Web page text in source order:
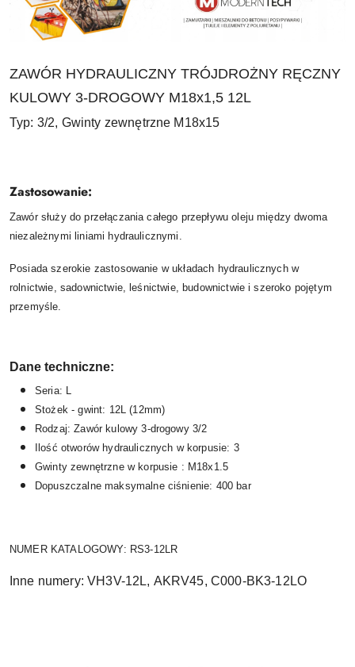
ZAWÓR HYDRAULICZNY TRÓJDROŻNY RĘCZNY
KULOWY 3-DROGOWY M18x1,5 12L
Typ: 3/2, Gwinty zewnętrzne M18x15
Zastosowanie:
Zawór służy do przełączania całego przepływu oleju między dwoma
niezależnymi liniami hydraulicznymi.
Posiada szerokie zastosowanie w układach hydraulicznych w
rolnictwie, sadownictwie, leśnictwie, budownictwie i szeroko pojętym
przemyśle.
Dane techniczne:
Seria: L
Stożek - gwint: 12L (12mm)
Rodzaj: Zawór kulowy 3-drogowy 3/2
Ilość otworów hydraulicznych w korpusie: 3
Gwinty zewnętrzne w korpusie : M18x1.5
Dopuszczalne maksymalne ciśnienie: 400 bar
NUMER KATALOGOWY: RS3-12LR
Inne numery: VH3V-12L, AKRV45, C000-BK3-12LO